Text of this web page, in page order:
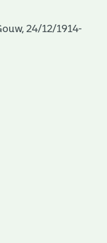
24/12/1914-